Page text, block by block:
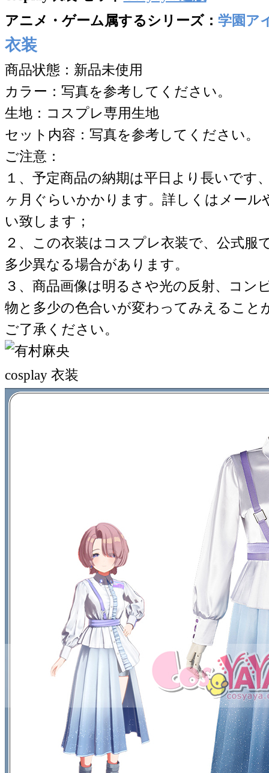
アニメ・ゲーム属するシリーズ： 学園ア
衣装
商品状態：新品未使用
カラー：写真を参考してください。
生地：コスプレ専用生地
セット内容：写真を参考してください。
ご注意：
１、予定商品の納期は平日より長いです
ヶ月ぐらいかかります。詳しくはメール
い致します；
２、この衣装はコスプレ衣装で、公式服
多少異なる場合があります。
３、商品画像は明るさや光の反射、コン
物と多少の色合いが変わってみえること
ご了承ください。